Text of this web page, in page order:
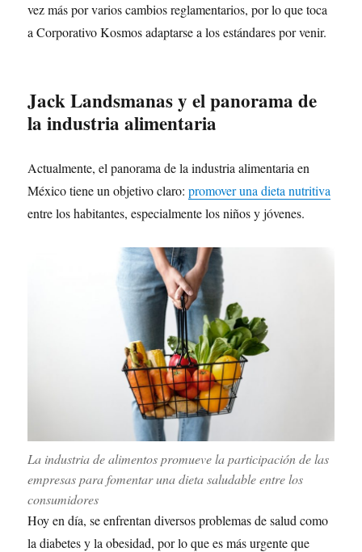
vez más por varios cambios reglamentarios, por lo que toca
a Corporativo Kosmos adaptarse a los estándares por venir.
Jack Landsmanasy el panorama de
la industria alimentaria
Actualmente, el panorama de la industria alimentaria en
México tiene un objetivo claro:promover una dieta nutritiva
entre los habitantes, especialmente los niños y jóvenes.
La industria de alimentos promueve la participación de las
empresas para fomentar una dieta saludable entre los
consumidores
Hoy en día, se enfrentan diversos problemas de salud como
la diabetes y la obesidad, por lo que es más urgente que